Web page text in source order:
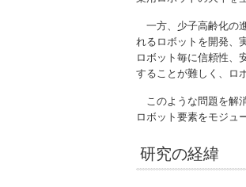
一方、少子高齢化の
れるロボットを開発、
ロボット毎に信頼性、
することが難しく、ロ
このような問題を解
ロボット要素をモジュ
研究の経緯